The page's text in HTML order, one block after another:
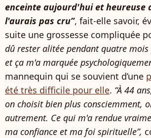
enceinte aujourd'hui et heureuse
l'aurais pas cru”, fait-elle savoir,
suite une grossesse compliquée
dû rester alitée pendant quatre mois
et ça m'a marquée
mannequin qui se souvient d’une
été très difficile pour elle. “À 44
on choisit bien plus consciemment,
autrement. Ce qui m'a rendue
ma confiance et ma foi spirituelle”,